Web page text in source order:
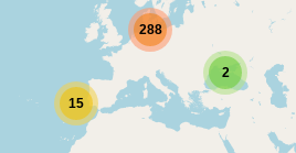
288
15
2